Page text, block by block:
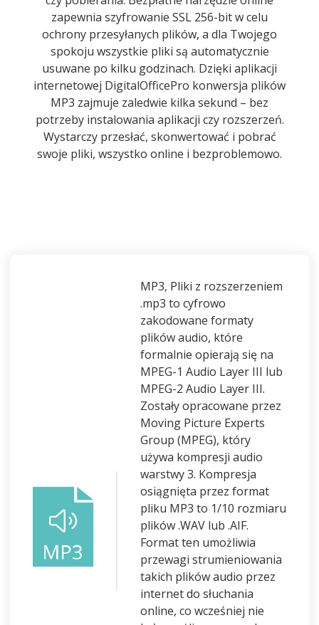
zapewnia szyfrowanie SSL 256-bit w celu
ochrony przesyłanych plików, a dla Twojego
spokoju wszystkie pliki są automatycznie
usuwane po kilku godzinach. Dzięki aplikacji
internetowej DigitalOfficePro konwersja plików
MP3 zajmuje zaledwie kilka sekund – bez
potrzeby instalowania aplikacji czy rozszerzeń.
Wystarczy przesłać, skonwertować i pobrać
swoje pliki, wszystko online i bezproblemowo.
MP3, Pliki z rozszerzeniem
.mp3 to cyfrowo
zakodowane formaty
plików audio, które
formalnie opierają się na
MPEG-1 Audio Layer III lub
MPEG-2 Audio Layer III.
Zostały opracowane przez
Moving Picture Experts
Group (MPEG), który
używa kompresji audio
warstwy 3. Kompresja
osiągnięta przez format
pliku MP3 to 1/10 rozmiaru
plików .WAV lub .AIF.
Format ten umożliwia
przewagi strumieniowania
takich plików audio przez
internet do słuchania
online, co wcześniej nie